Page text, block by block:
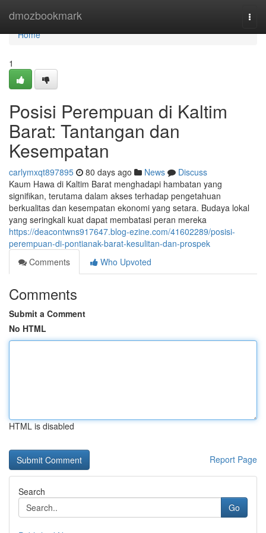
dmozbookmark
Home
Home
1
Posisi Perempuan di Kaltim
Barat: Tantangan dan
Kesempatan
carlymxqt897895 80 days ago News
Discuss
Kaum Hawa di Kaltim Barat menghadapi hambatan yang
signifikan, terutama dalam akses terhadap pengetahuan
berkualitas dan kesempatan ekonomi yang setara. Budaya lokal
yang seringkali kuat dapat membatasi peran mereka
https://deacontwns917647.blog-ezine.com/41602289/posisi-
perempuan-di-pontianak-barat-kesulitan-dan-prospek
Comments
Who Upvoted
Comments
Submit a Comment
No HTML
HTML is disabled
Report Page
Search
Go